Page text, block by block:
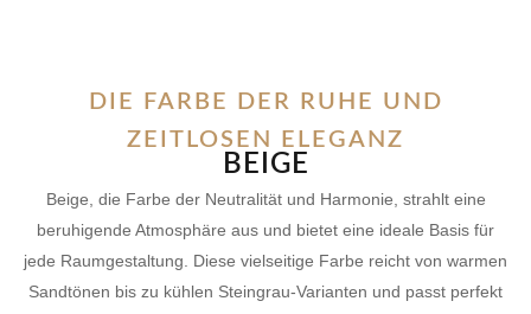
DIE FARBE DER RUHE UND
ZEITLOSEN ELEGANZ
BEIGE
Beige, die Farbe der Neutralität und Harmonie, strahlt eine
beruhigende Atmosphäre aus und bietet eine ideale Basis für
jede Raumgestaltung. Diese vielseitige Farbe reicht von warmen
Sandtönen bis zu kühlen Steingrau-Varianten und passt perfekt